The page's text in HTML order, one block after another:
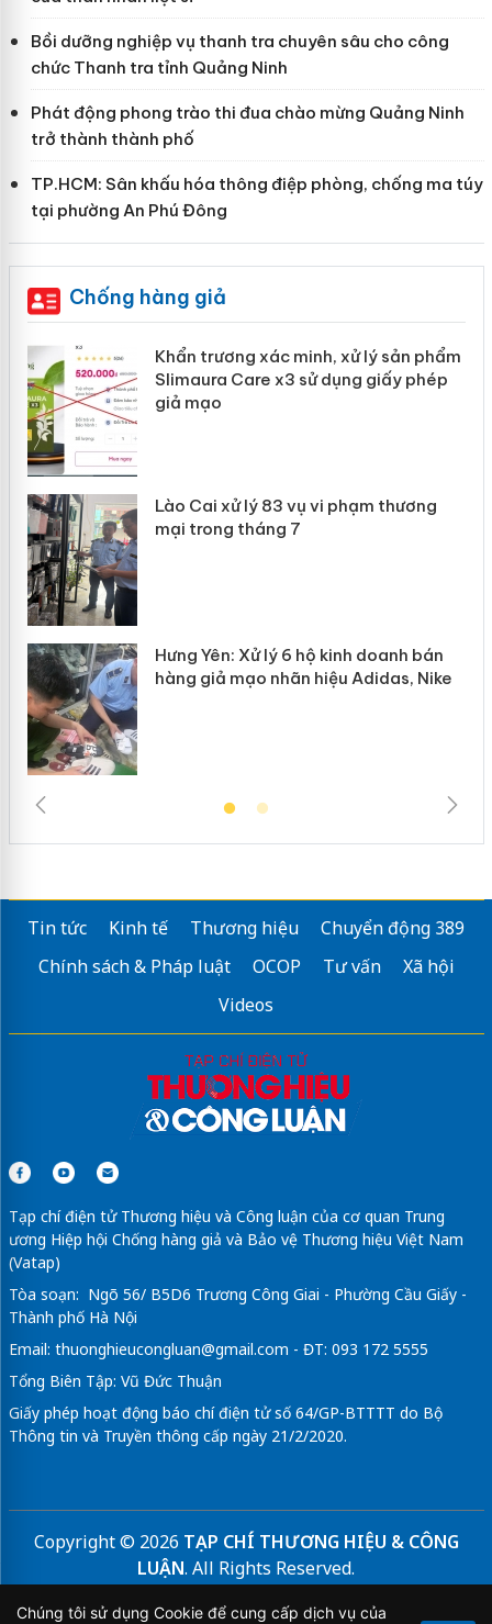
Bồi dưỡng nghiệp vụ thanh tra chuyên sâu cho công
chức Thanh tra tỉnh Quảng Ninh
Phát động phong trào thi đua chào mừng Quảng Ninh
trở thành thành phố
TP.HCM: Sân khấu hóa thông điệp phòng, chống ma túy
tại phường An Phú Đông
Chống hàng giả
Khẩn trương xác minh, xử lý sản phẩm
Slimaura Care x3 sử dụng giấy phép
giả mạo
Lào Cai xử lý 83 vụ vi phạm thương
mại trong tháng 7
Hưng Yên: Xử lý 6 hộ kinh doanh bán
hàng giả mạo nhãn hiệu Adidas, Nike
Tin tức Kinh tế Thương hiệu
Chuyển động 389
Chính sách & Pháp luật
OCOP Tư vấn
Xã hội
Videos
Tạp chí điện tử Thương hiệu và Công luận của cơ quan Trung
ương Hiệp hội Chống hàng giả và Bảo vệ Thương hiệu Việt Nam
(Vatap)
Tòa soạn: Ngõ 56/ B5D6 Trương Công Giai - Phường Cầu Giấy -
Thành phố Hà Nội
Email: thuonghieucongluan@gmail.com - ĐT: 093 172 5555
Tổng Biên Tập: Vũ Đức Thuận
Giấy phép hoạt động báo chí điện tử số 64/GP-BTTTT do Bộ
Thông tin và Truyền thông cấp ngày 21/2/2020.
Copyright © 2026 TẠP CHÍ THƯƠNG HIỆU & CÔNG
LUẬN. All Rights Reserved.
Bản quyền thuộc Tạp chí Thương hiệu và Công luận. Cấm
Chúng tôi sử dụng Cookie để cung cấp dịch vụ của